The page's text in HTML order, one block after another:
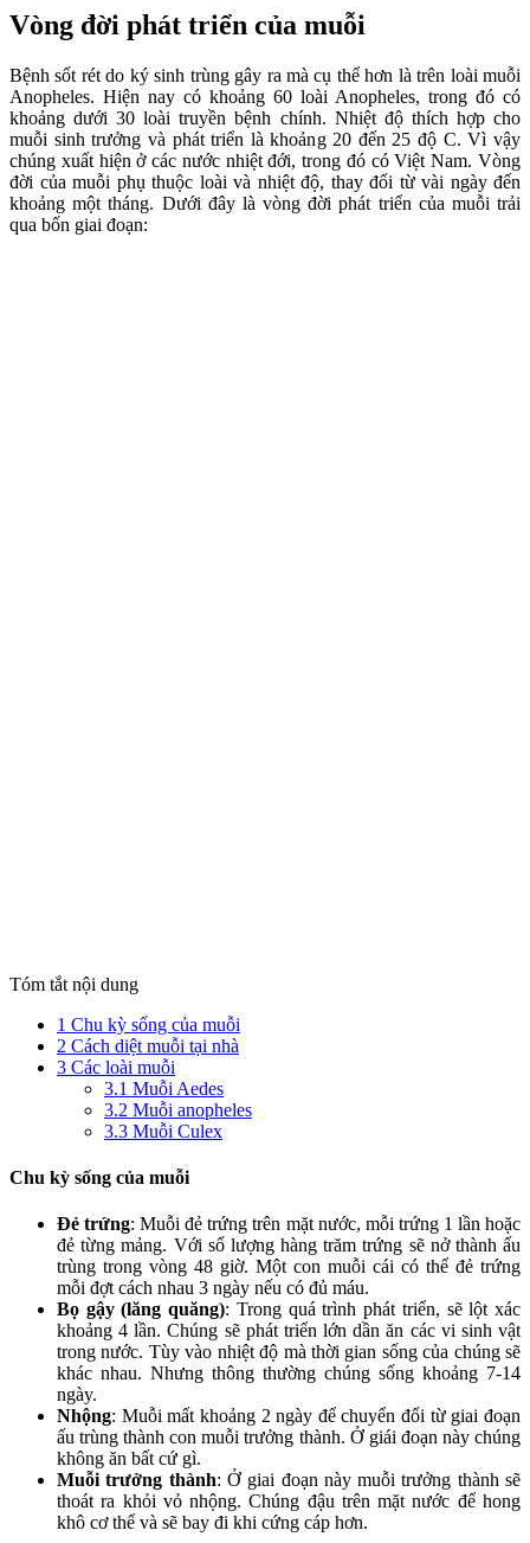
Vòng đời phát triển của muỗi
Bệnh sốt rét do ký sinh trùng gây ra mà cụ thể hơn là trên loài muỗi
Anopheles. Hiện nay có khoảng 60 loài Anopheles, trong đó có
khoảng dưới 30 loài truyền bệnh chính. Nhiệt độ thích hợp cho
muỗi sinh trưởng và phát triển là khoảng 20 đến 25 độ C. Vì vậy
chúng xuất hiện ở các nước nhiệt đới, trong đó có Việt Nam. Vòng
đời của muỗi phụ thuộc loài và nhiệt độ, thay đổi từ vài ngày đến
khoảng một tháng. Dưới đây là vòng đời phát triển của muỗi trải
qua bốn giai đoạn:
Tóm tắt nội dung
1 Chu kỳ sống của muỗi
2 Cách diệt muỗi tại nhà
3 Các loài muỗi
3.1 Muỗi Aedes
3.2 Muỗi anopheles
3.3 Muỗi Culex
Chu kỳ sống của muỗi
Đẻ trứng: Muỗi đẻ trứng trên mặt nước, mỗi trứng 1 lần hoặc
đẻ từng mảng. Với số lượng hàng trăm trứng sẽ nở thành ấu
trùng trong vòng 48 giờ. Một con muỗi cái có thể đẻ trứng
mỗi đợt cách nhau 3 ngày nếu có đủ máu.
Bọ gậy (lăng quăng): Trong quá trình phát triển, sẽ lột xác
khoảng 4 lần. Chúng sẽ phát triển lớn dần ăn các vi sinh vật
trong nước. Tùy vào nhiệt độ mà thời gian sống của chúng sẽ
khác nhau. Nhưng thông thường chúng sống khoảng 7-14
ngày.
Nhộng: Muỗi mất khoảng 2 ngày để chuyển đổi từ giai đoạn
ấu trùng thành con muỗi trưởng thành. Ở giái đoạn này chúng
không ăn bất cứ gì.
Muỗi trưởng thành: Ở giai đoạn này muỗi trưởng thành sẽ
thoát ra khỏi vỏ nhộng. Chúng đậu trên mặt nước để hong
khô cơ thể và sẽ bay đi khi cứng cáp hơn.